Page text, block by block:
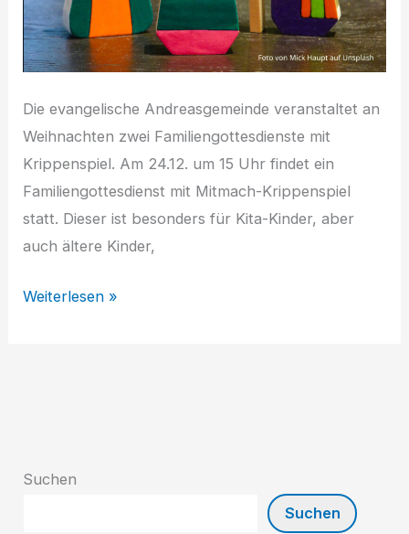
Die evangelische Andreasgemeinde veranstaltet an
Weihnachten zwei Familiengottesdienste mit
Krippenspiel. Am 24.12. um 15 Uhr findet ein
Familiengottesdienst mit Mitmach-Krippenspiel
statt. Dieser ist besonders für Kita-Kinder, aber
auch ältere Kinder,
Mitspieler
Weiterlesen »
Suchen
Suchen